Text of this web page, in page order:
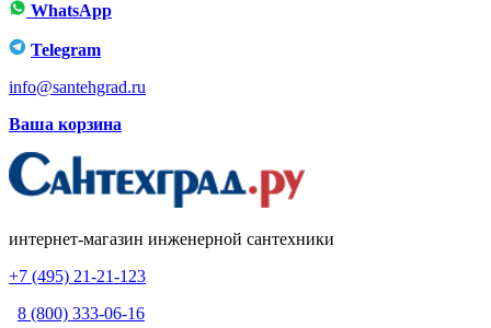
WhatsApp
Telegram
info@santehgrad.ru
Ваша корзина
интернет-магазин инженерной сантехники
+7 (495) 21-21-123
8 (800) 333-06-16